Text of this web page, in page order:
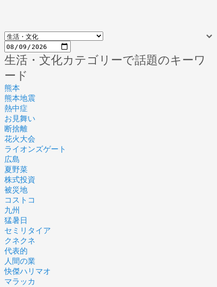
生活・文化カテゴリーで話題のキーワ
ード
熊本
熊本地震
熱中症
お見舞い
断捨離
花火大会
ライオンズゲート
広島
夏野菜
株式投資
被災地
コストコ
九州
猛暑日
セミリタイア
クネクネ
代表的
人間の業
快傑ハリマオ
マラッカ